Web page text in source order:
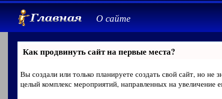
О сайте
Как продвинуть сайт на первые места?
Вы создали или только планируете создать свой сайт, но не
целый комплекс мероприятий, направленных на